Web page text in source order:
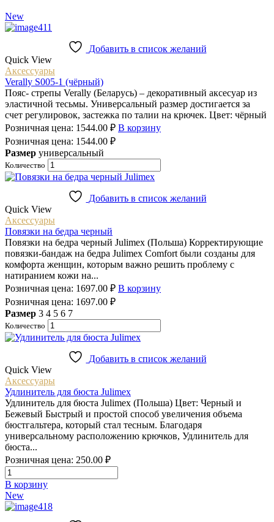
New
Добавить в список желаний
Quick View
Аксессуары
Verally S005-1 (чёрный)
Пояс- стрепы Verally (Беларусь) – декоративный аксесуар из
эластичной тесьмы. Универсальный размер достигается за
счет регулировок, застежка по талии на крючек. Цвет: чёрный
Розничная цена: 1544.00 ₽ В корзину
Розничная цена: 1544.00 ₽
Размер универсальный
Количество
Добавить в список желаний
Quick View
Аксессуары
Повязки на бедра черный
Повязки на бедра черный Julimex (Польша) Корректирующие
повязки-бандаж на бедра Julimex Comfort были созданы для
комфорта женщин, которым важно решить проблему с
натиранием кожи на...
Розничная цена: 1697.00 ₽ В корзину
Розничная цена: 1697.00 ₽
Размер 3 4 5 6 7
Количество
Добавить в список желаний
Quick View
Аксессуары
Удлинитель для бюста Julimex
Удлинитель для бюста Julimex (Польша) Цвет: Черный и
Бежевый Быстрый и простой способ увеличения объема
бюстгальтера, который стал тесным. Благодаря
универсальному расположению крючков, Удлинитель для
бюста...
Розничная цена: 250.00 ₽
Количество
товара
Удлинитель
для
В корзину
New